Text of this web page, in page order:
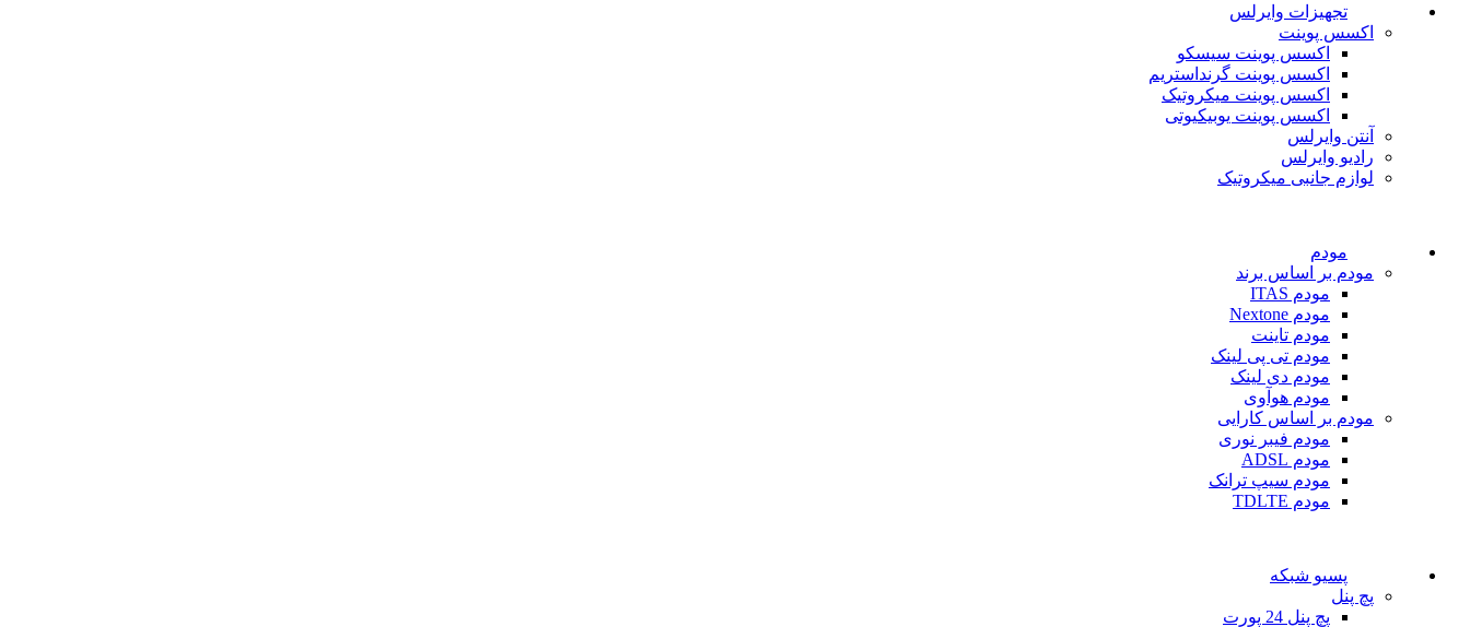
تجهیزات وایرلس
اکسس پوینت
اکسس پوینت سیسکو
اکسس پوینت گرنداستریم
اکسس پوینت میکروتیک
اکسس پوینت یوبیکیوتی
آنتن وایرلس
رادیو وایرلس
لوازم جانبی میکروتیک
مودم
مودم بر اساس برند
مودم ITAS
مودم Nextone
مودم تاینت
مودم تی پی لینک
مودم دی لینک
مودم هوآوی
مودم بر اساس کارایی
مودم فیبر نوری
مودم ADSL
مودم سیپ ترانک
مودم TDLTE
پسیو شبکه
پچ پنل
پچ پنل 24 پورت